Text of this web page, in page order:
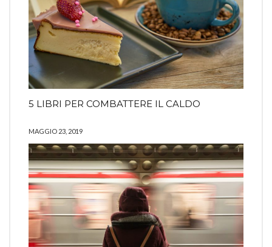
5 LIBRI PER COMBATTERE IL CALDO
MAGGIO 23, 2019